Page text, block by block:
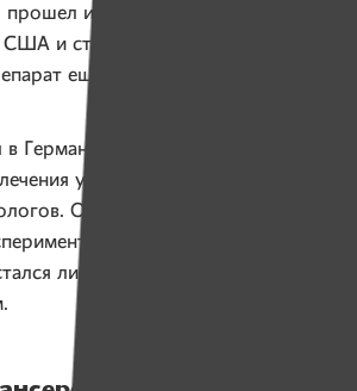
испытания и начал
США и странах Евросоюза.
еще не был сертифицирован.
в Германию пять раз. Потом
уже под наблюдением
Опухоль продолжала
завершился удачно —
лишь небольшой лимфоузел,